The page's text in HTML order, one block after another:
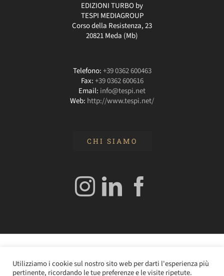
EDIZIONI TURBO by
TESPI MEDIAGROUP
Corso della Resistenza, 23
20821 Meda (Mb)
Telefono:+39 0362 600463
Fax:+39 0362 600616
Email: info@tespi.net
Web: http://www.tespi.net/
CHI SIAMO
Angelo Frigerio -Cookie Policy–Privacy Policy- P.IVA
Utilizziamo i cookie sul nostro sito web per darti l'esperienza più
pertinente, ricordando le tue preferenze e le visite ripetute.